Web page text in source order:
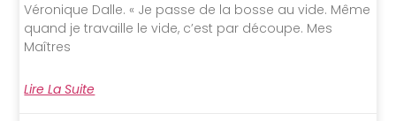
Véronique Dalle. « Je passe de la bosse au vide. Même
quand je travaille le vide, c’est par découpe. Mes
Maîtres
Lire La Suite